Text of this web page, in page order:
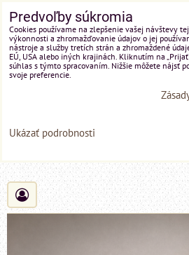
Predvoľby súkromia
Cookies používame na zlepšenie vašej návštevy
výkonnosti a zhromažďovanie údajov o jej
nástroje a služby tretích strán a zhromaždené
EÚ, USA alebo iných krajinách. Kliknutím na
súhlas s týmto spracovaním. Nižšie môžete nájsť
svoje preferencie.
Ukázať podrobnosti